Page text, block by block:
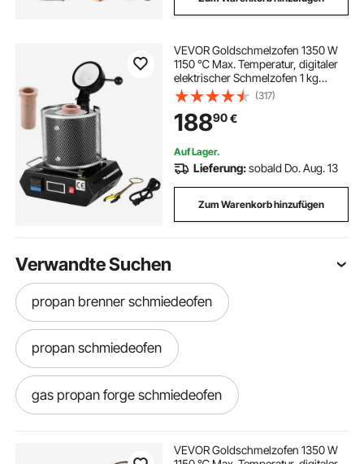
VEVOR Goldschmelzofen 1350 W
1150 ℃ Max. Temperatur, digitaler
elektrischer Schmelzofen 1 kg
Keramiktiegel zum Gießen und
Raffinieren von Edelmetallen, zur
Verarbeitung von Gold Silber Kupfer
Schwarz
(317)
18890€
Auf Lager.
Lieferung:sobald Do. Aug. 13
Zum Warenkorb hinzufügen
Verwandte Suchen
propan brenner schmiedeofen
propan schmiedeofen
gas propan forge schmiedeofen
VEVOR Goldschmelzofen 1350 W